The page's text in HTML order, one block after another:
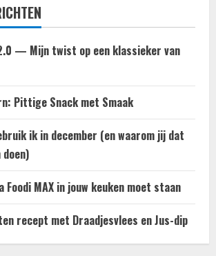
— Mijn twist op een klassieker van
Pittige Snack met Smaak
ik in december (en waarom jij dat
Foodi MAX in jouw keuken moet staan
recept met Draadjesvlees en Jus-dip